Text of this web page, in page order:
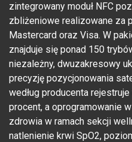
zintegrowany moduł NFC
zbliżeniowe realizowane za
Mastercard oraz Visa. W
znajduje się ponad 150
niezależny, dwuzakresowy
precyzję pozycjonowania
według producenta
procent, a oprogramowanie
zdrowia w ramach sekcji
natlenienie krwi SpO2,